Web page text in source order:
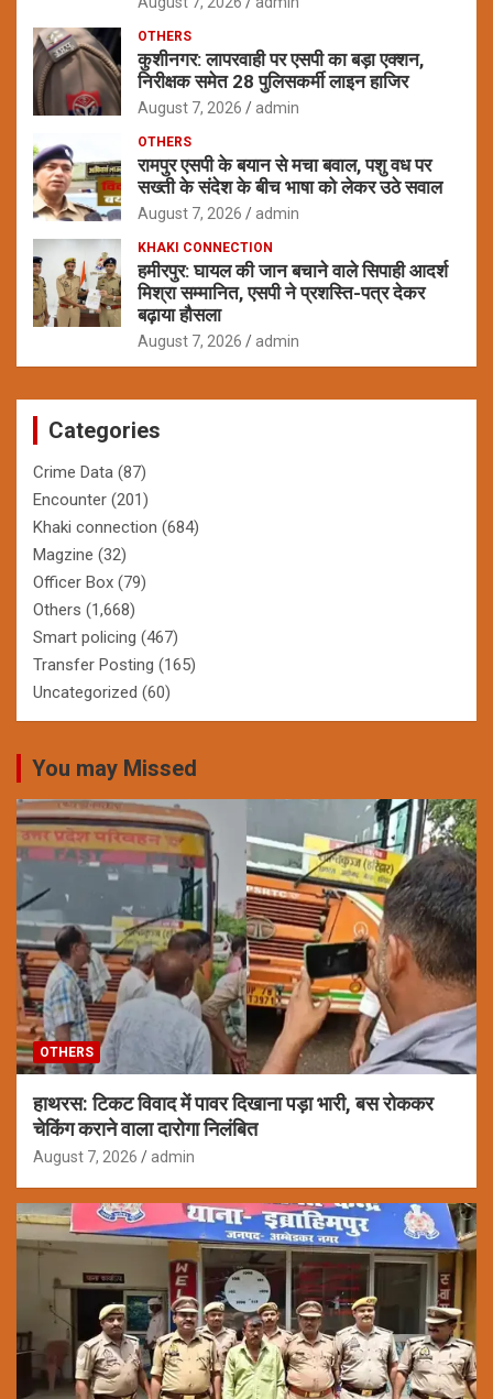
OTHERS
कुशीनगर: लापरवाही पर एसपी का बड़ा एक्शन,
निरीक्षक समेत 28 पुलिसकर्मी लाइन हाजिर
August 7, 2026 admin
OTHERS
रामपुर एसपी के बयान से मचा बवाल, पशु वध पर
सख्ती के संदेश के बीच भाषा को लेकर उठे सवाल
August 7, 2026 admin
KHAKI CONNECTION
हमीरपुर: घायल की जान बचाने वाले सिपाही आदर्श
मिश्रा सम्मानित, एसपी ने प्रशस्ति-पत्र देकर
बढ़ाया हौसला
August 7, 2026 admin
Categories
Crime Data (87)
Encounter (201)
Khaki connection (684)
Magzine (32)
Officer Box (79)
Others (1,668)
Smart policing (467)
Transfer Posting (165)
Uncategorized (60)
You may Missed
OTHERS
हाथरस: टिकट विवाद में पावर दिखाना पड़ा भारी, बस रोककर
चेकिंग कराने वाला दारोगा निलंबित
August 7, 2026 admin